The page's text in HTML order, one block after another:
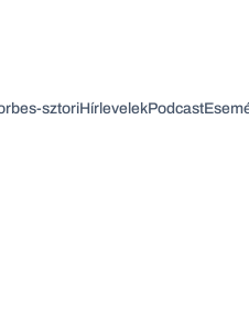
sztoriHírlevelekPodcast